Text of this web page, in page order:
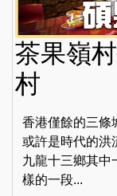
茶果嶺
村
香港僅餘的三條
或許是時代的洪
九龍十三鄉其中
樣的一段...